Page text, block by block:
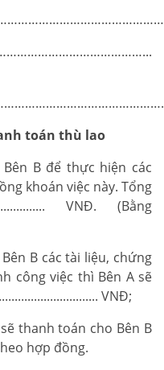
toán thù lao
B để thực hiện các
khoán việc này. Tổng
VNĐ. (Bằng
B các tài liệu, chứng
công việc thì Bên A sẽ
VNĐ;
thanh toán cho Bên B
hợp đồng.